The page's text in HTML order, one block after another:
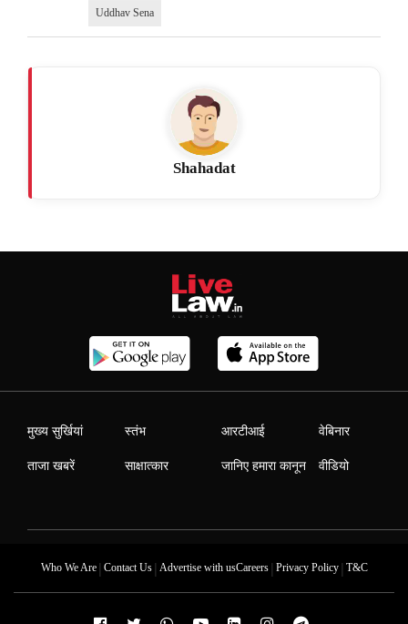
Uddhav Sena
Shahadat
मुख्य सुर्खियां
ताजा खबरें
स्तंभ
साक्षात्कार
आरटीआई
जानिए हमारा कानून
वेबिनार
वीडियो
Who We Are| Contact Us| Advertise with usCareers| Privacy Policy| T&C